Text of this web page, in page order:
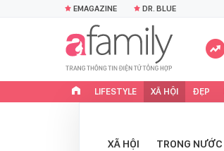
EMAGAZINE DR. BLUE
LIFESTYLE XÃ HỘI ĐẸP
XÃ HỘI TRONG NƯỚC